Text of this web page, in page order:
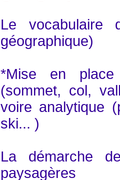
Le vocabulaire
géographique)
*Mise en place
(sommet, col,
voire analytique
ski... )
La démarche
paysagères